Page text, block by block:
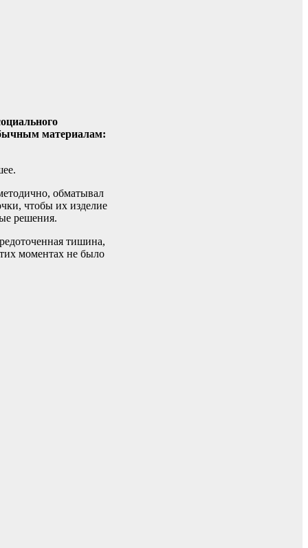
материалам:
обматывал
чтобы их изделие
решения.
тишина,
моментах не было